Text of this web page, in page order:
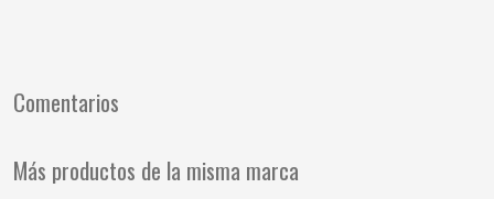
Comentarios
Más productos de la misma marca